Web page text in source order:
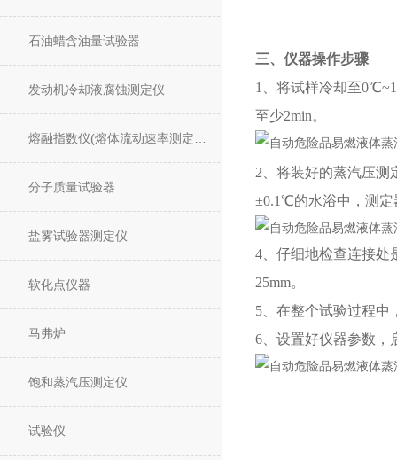
石油蜡含油量试验器
发动机冷却液腐蚀测定仪
分子质量试验器
盐雾试验器测定仪
软化点仪器
马弗炉
饱和蒸汽压测定仪
试验仪
三、仪器操作步骤
1、将试样冷却至
至少2min。
2、将装好的蒸汽压
±0.1℃的水浴中，测定
4、仔细地检查连接处
25mm。
5、在整个试验过程中
6、设置好仪器参数，